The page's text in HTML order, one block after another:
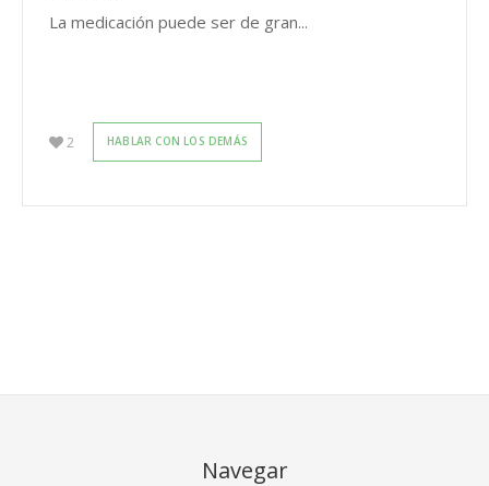
La medicación puede ser de gran...
2 HABLAR CON LOS DEMÁS
Navegar